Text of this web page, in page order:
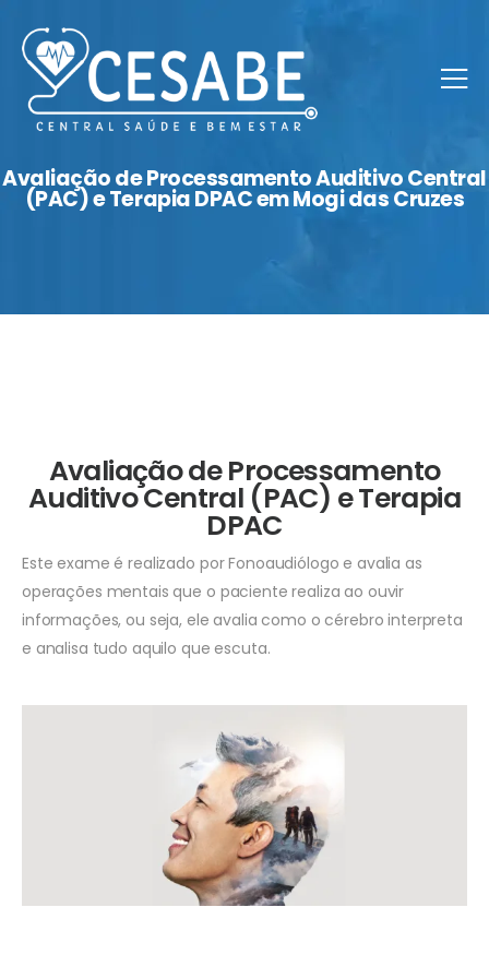
Avaliação de Processamento Auditivo Central
(PAC) e Terapia DPAC em Mogi das Cruzes
Avaliação de Processamento
Auditivo Central (PAC) e Terapia
DPAC
Este exame é realizado por Fonoaudiólogo e avalia as
operações mentais que o paciente realiza ao ouvir
informações, ou seja, ele avalia como o cérebro interpreta
e analisa tudo aquilo que escuta.